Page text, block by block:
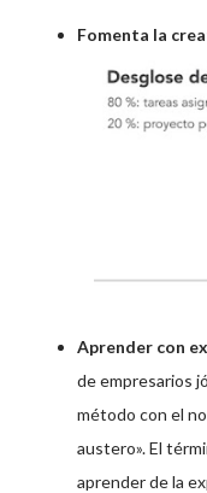
Fomenta la
Aprender con
de empresarios
método con el
austero». El
aprender de la